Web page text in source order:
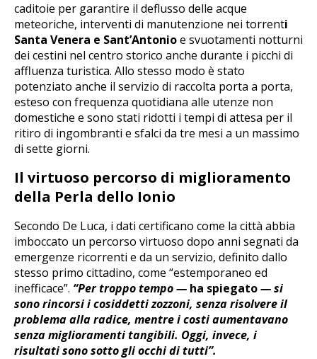
caditoie per garantire il deflusso delle acque
meteoriche, interventi di manutenzione nei torrenti
Santa Venera e Sant’Antonioe svuotamenti notturni
dei cestini nel centro storico anche durante i picchi di
affluenza turistica. Allo stesso modo è stato
potenziato anche il servizio di raccolta porta a porta,
esteso con frequenza quotidiana alle utenze non
domestiche e sono stati ridotti i tempi di attesa per il
ritiro di ingombranti e sfalci da tre mesi a un massimo
di sette giorni.
Il virtuoso percorso di miglioramento
della Perla dello Ionio
Secondo De Luca, i dati certificano come la città abbia
imboccato un percorso virtuoso dopo anni segnati da
emergenze ricorrenti e da un servizio, definito dallo
stesso primo cittadino, come “estemporaneo ed
inefficace”. “Per troppo tempo — ha spiegato— si
sono rincorsi i cosiddetti zozzoni, senza risolvere il
problema alla radice, mentre i costi aumentavano
senza miglioramenti tangibili. Oggi, invece, i
risultati sono sotto gli occhi di tutti”.